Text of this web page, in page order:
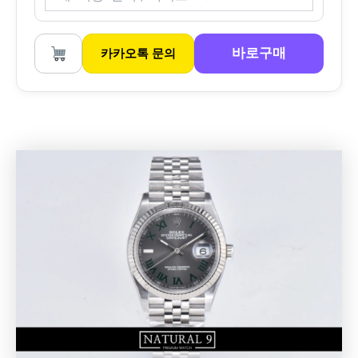
카카오톡 문의 바로구매